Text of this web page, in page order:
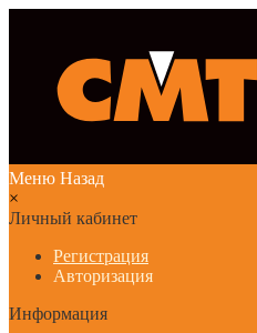
Меню Назад
×
Личный кабинет
Регистрация
Авторизация
Информация